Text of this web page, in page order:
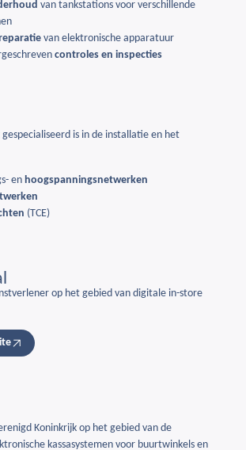
van tankstations voor verschillende
van elektronische apparatuur
controles en inspecties
is in de installatie en het
en hoogspanningsnetwerken
(TCE)
op het gebied van digitale in-store
Koninkrijk op het gebied van de
kassasystemen voor buurtwinkels en